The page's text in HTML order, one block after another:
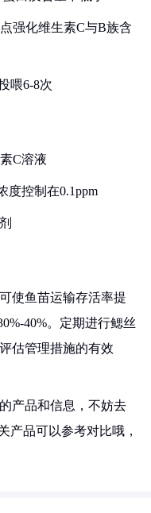
强化维生素C与B族含
喂6-8次
C溶液
度控制在0.1ppm
使鱼苗运输存活率提
40%。定期进行鳃丝
估管理措施的有效
产品和信息，不妨去
产品可以参考对比哦，